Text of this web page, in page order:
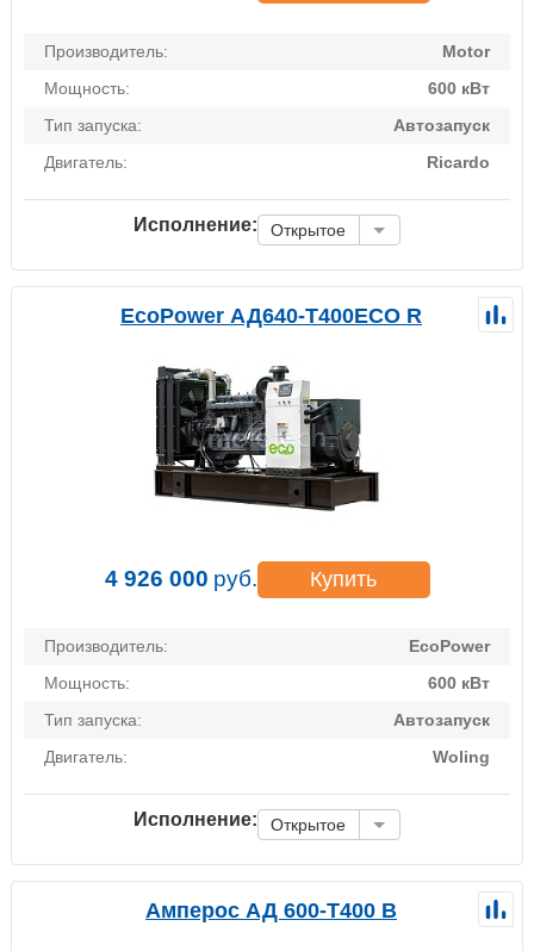
Производитель:
Motor
Мощность:
600 кВт
Тип запуска:
Автозапуск
Двигатель:
Ricardo
Исполнение: Открытое
EcoPower АД640-T400ECO R
4 926 000 руб. Купить
Производитель:
EcoPower
Мощность:
600 кВт
Тип запуска:
Автозапуск
Двигатель:
Woling
Исполнение: Открытое
Амперос АД 600-Т400 B